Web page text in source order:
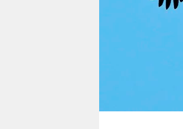
genossenschaft